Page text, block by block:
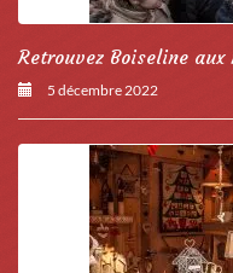
Retrouvez Boiseline aux
5 décembre 2022